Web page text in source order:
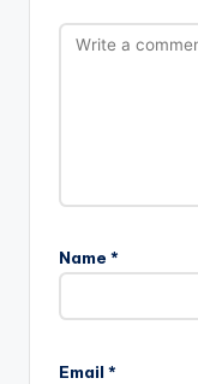
Name *
Email *